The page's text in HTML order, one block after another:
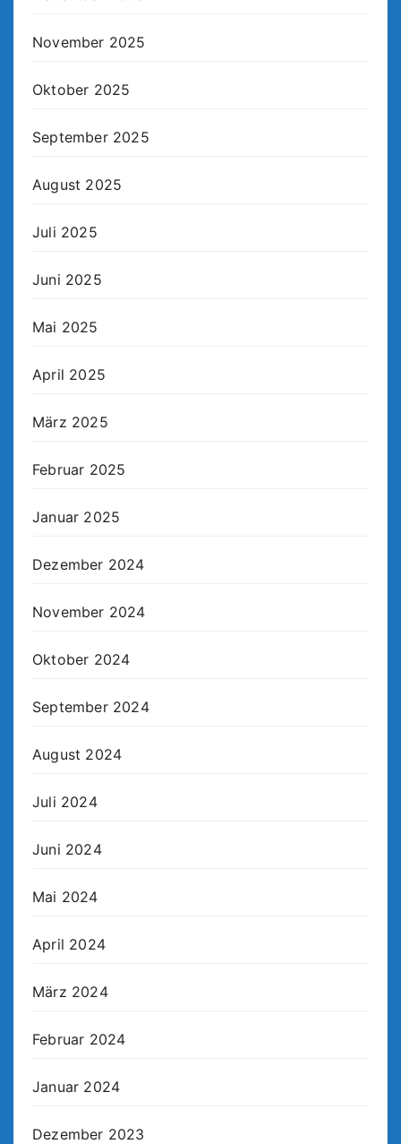
November 2025
Oktober 2025
September 2025
August 2025
Juli 2025
Juni 2025
Mai 2025
April 2025
März 2025
Februar 2025
Januar 2025
Dezember 2024
November 2024
Oktober 2024
September 2024
August 2024
Juli 2024
Juni 2024
Mai 2024
April 2024
März 2024
Februar 2024
Januar 2024
Dezember 2023